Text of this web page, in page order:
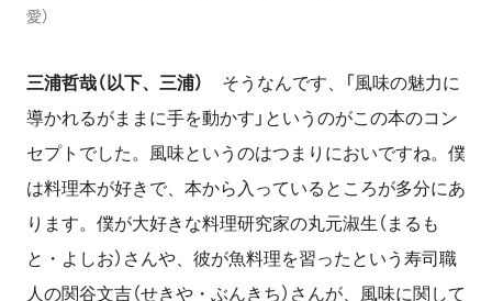
愛）
三浦哲哉（以下、三浦）
そうなんです、「風味の魅力に
導かれるがままに手を動かす」というのがこの本のコン
セプトでした。風味というのはつまりにおいですね。僕
は料理本が好きで、本から入っているところが多分にあ
ります。僕が大好きな料理研究家の丸元淑生（まるも
と・よしお）さんや、彼が魚料理を習ったという寿司職
人の関谷文吉（せきや・ぶんきち）さんが、風味に関して